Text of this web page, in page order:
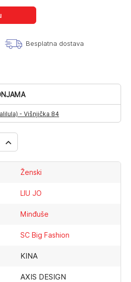
Besplatna dostava
- Višnjička 84
Ženski
LIU JO
Minđuše
SC Big Fashion
KINA
AXIS DESIGN